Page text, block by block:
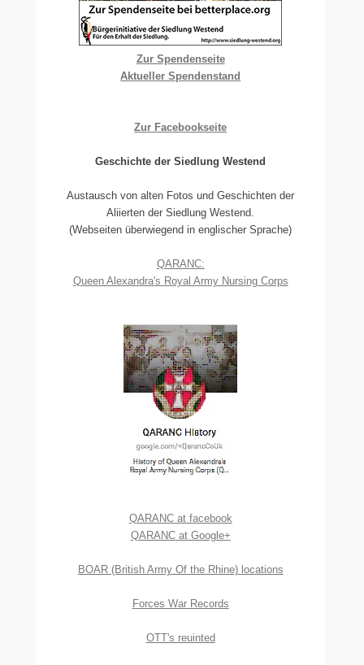
Zur Spendenseite
Aktueller Spendenstand
Zur Facebookseite
Geschichte der Siedlung Westend
Austausch von alten Fotos und Geschichten der
Aliierten der Siedlung Westend.
(Webseiten überwiegend in englischer Sprache)
QARANC:
Queen Alexandra's Royal Army Nursing Corps
QARANC at facebook
QARANC at Google+
BOAR (British Army Of the Rhine) locations
Forces War Records
OTT's reuinted